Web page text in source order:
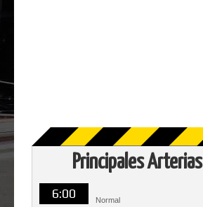
Principales Arterias
6:00 Normal